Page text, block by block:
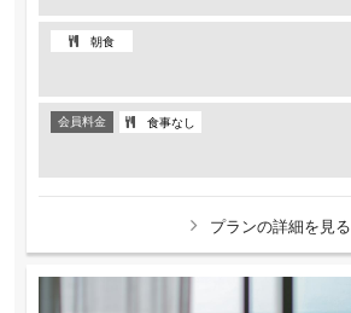
朝食
会員料金 食事なし
プランの詳細を見る